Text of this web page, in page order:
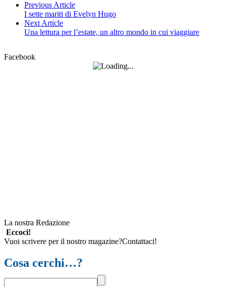
Previous Article
I sette mariti di Evelyn Hugo
Next Article
Una lettura per l’estate, un altro mondo in cui viaggiare
Facebook
La nostra Redazione
Eccoci!
Vuoi scrivere per il nostro magazine?Contattaci!
Cosa cerchi…?